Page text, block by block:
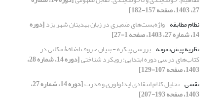
27، 1403، صفحه 157-182]
نظام مطابقه واژه‌بست‌های ضمیری در زبان بهدینان شهر یزد[دوره
14، شماره 27، 1403، صفحه 1-27]
نظریه پیش‌نمونه بررسی پیکره - بنیان حروف اضافۀ مکانی در
کتاب‌های درسی دوره ابتدایی: رویکرد شناختی [دوره 14، شماره 28،
1403، صفحه 107-129]
نقشی تحلیل کلام انتقادی ایدئولوژی و قدرت [دوره 14، شماره 27،
1403، صفحه 193-207]